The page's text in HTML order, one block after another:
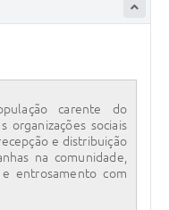
de
carente do
organizações sociais
e distribuição
na comunidade,
entrosamento com